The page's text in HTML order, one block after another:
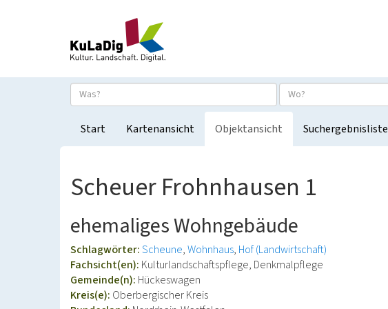
Start Kartenansicht Objektansicht Suchergebnisliste
Scheuer Frohnhausen 1
ehemaliges Wohngebäude
Schlagwörter:Scheune Wohnhaus Hof (Landwirtschaft)
Fachsicht(en): Kulturlandschaftspflege, Denkmalpflege
Gemeinde(n): Hückeswagen
Kreis(e): Oberbergischer Kreis